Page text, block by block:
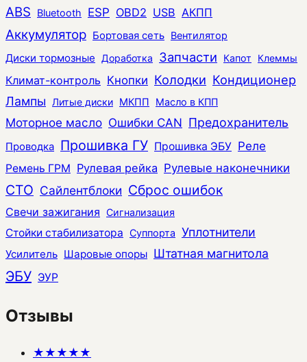
ABS Bluetooth ESP OBD2 USB АКПП
Аккумулятор Бортовая сеть Вентилятор
Диски тормозные Доработка Запчасти Капот Клеммы
Климат-контроль Кнопки Колодки Кондиционер
Лампы Литые диски МКПП Масло в КПП
Моторное масло Ошибки CAN Предохранитель
Проводка Прошивка ГУ Прошивка ЭБУ Реле
Ремень ГРМ Рулевая рейка Рулевые наконечники
СТО Сайлентблоки Сброс ошибок
Свечи зажигания Сигнализация
Стойки стабилизатора Суппорта Уплотнители
Усилитель Шаровые опоры Штатная магнитола
ЭБУ ЭУР
Отзывы
★★★★★